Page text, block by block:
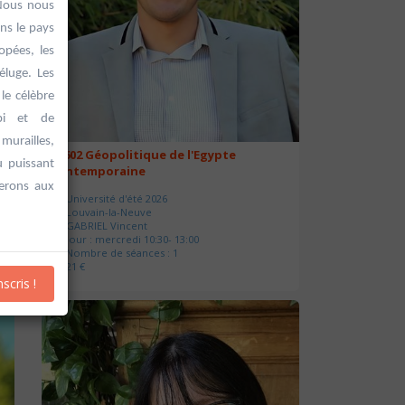
20602 Géopolitique de l'Egypte
contemporaine
Université d'été 2026
Louvain-la-Neuve
GABRIEL Vincent
Jour : mercredi 10:30- 13:00
Nombre de séances : 1
21 €
nous
le pays
les
Les
célèbre
et de
puissant
aux
!